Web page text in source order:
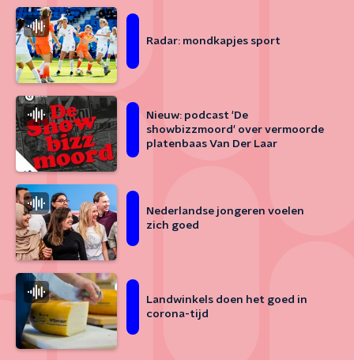
Radar: mondkapjes sport
Nieuw: podcast 'De
showbizzmoord' over vermoorde
platenbaas Van Der Laar
Nederlandse jongeren voelen
zich goed
Landwinkels doen het goed in
corona-tijd